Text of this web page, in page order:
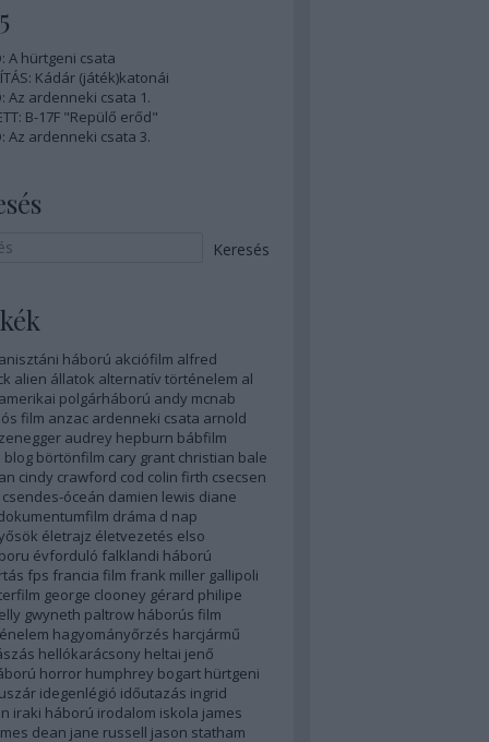
A hürtgeni csata
Kádár (játék)katonái
Az ardenneki csata 1.
B-17F "Repülő erőd"
Az ardenneki csata 3.
háború akciófilm alfred
alien állatok alternatív történelem al
amerikai polgárháború andy mcnab
film anzac ardenneki csata arnold
audrey hepburn bábfilm
blog börtönfilm cary grant christian bale
cindy crawford cod colin firth csecsen
csendes-óceán damien lewis diane
dráma d nap
életrajz életvezetés elso
évforduló falklandi háború
fps francia film frank miller gallipoli
george clooney gérard philipe
gwyneth paltrow háborús film
hagyományőrzés harcjármű
hellókarácsony heltai jenő
horror humphrey bogart hürtgeni
idegenlégió időutazás ingrid
iraki háború irodalom iskola james
dean jane russell jason statham